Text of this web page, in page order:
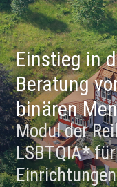
Einstieg in
Beratung
binären
Modul der
LSBTQIA*